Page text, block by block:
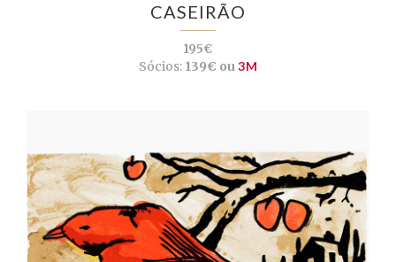
CASEIRÃO
195€
Sócios:139€ ou3M